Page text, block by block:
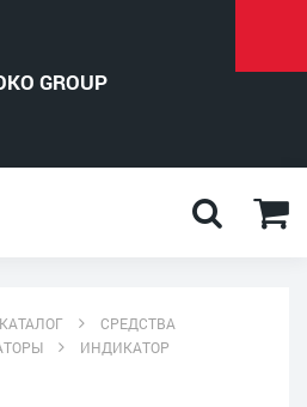
КАТАЛОГ
СРЕДСТВА
ИНДИКАТОР